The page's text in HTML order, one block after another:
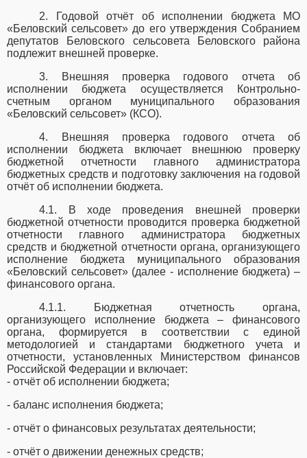
2. Годовой отчёт об исполнении бюджета МО
«Беловскийсельсовет» до его утверждения Собранием
депутатов Беловского сельсовета Беловского района
подлежит внешней проверке.
3. Внешняя проверка годового отчета об
исполнении бюджета осуществляется Контрольно-
счетным органом муниципального образования
«Беловский сельсовет» (КСО).
4. Внешняя проверка годового отчета об
исполнении бюджета включает внешнюю проверку
бюджетной отчетности главного администратора
бюджетных средств и подготовку заключения на годовой
отчёт об исполнении бюджета.
4.1. В ходе проведения внешней проверки
бюджетной отчетности проводится проверка бюджетной
отчетности главного администратора бюджетных
средств и бюджетной отчетности органа, организующего
исполнение бюджета муниципального образования
«Беловский сельсовет» (далее - исполнение бюджета) –
финансового органа.
4.1.1. Бюджетная отчетность органа,
организующего исполнение бюджета – финансового
органа, формируется в соответствии с единой
методологией и стандартами бюджетного учета и
отчетности, установленных Министерством финансов
Российской Федерации и включает:
- отчёт об исполнении бюджета;
- баланс исполнения бюджета;
- отчёт о финансовых результатах деятельности;
- отчёт о движении денежных средств;